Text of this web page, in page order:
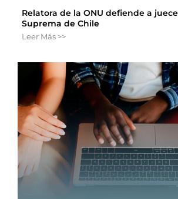
Relatora de la ONU defiende a
Suprema de Chile
Leer Más >>